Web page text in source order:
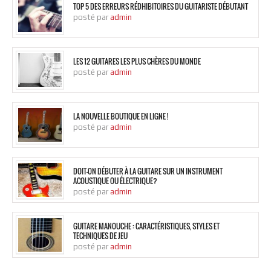
TOP 5 DES ERREURS RÉDHIBITOIRES DU GUITARISTE DÉBUTANT
posté par admin
LES 12 GUITARES LES PLUS CHÈRES DU MONDE
posté par admin
LA NOUVELLE BOUTIQUE EN LIGNE !
posté par admin
DOIT-ON DÉBUTER À LA GUITARE SUR UN INSTRUMENT
ACOUSTIQUE OU ÉLECTRIQUE?
posté par admin
GUITARE MANOUCHE : CARACTÉRISTIQUES, STYLES ET
TECHNIQUES DE JEU
posté par admin